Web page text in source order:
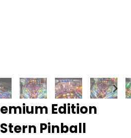
Edition
Pinball